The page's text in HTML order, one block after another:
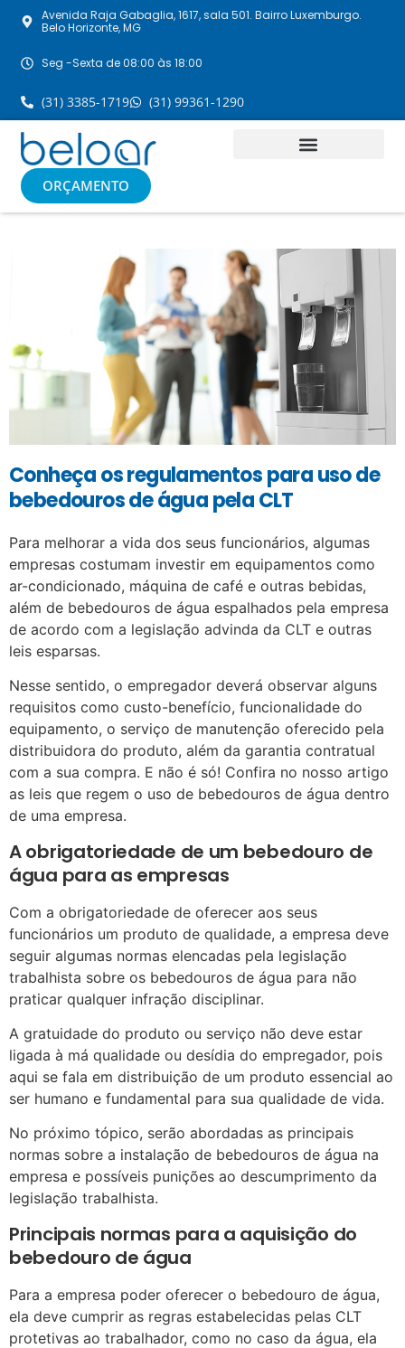
Avenida Raja Gabaglia, 1617, sala 501. Bairro Luxemburgo.
Belo Horizonte, MG
Seg -Sexta de 08:00 às 18:00
(31) 3385-1719 (31) 99361-1290
ORÇAMENTO
Conheça os regulamentos para uso de
bebedouros de água pela CLT
Para melhorar a vida dos seus funcionários, algumas
empresas costumam investir em equipamentos como
ar-condicionado, máquina de café e outras bebidas,
além de bebedouros de água espalhados pela empresa
de acordo com a legislação advinda da CLT e outras
leis esparsas.
Nesse sentido, o empregador deverá observar alguns
requisitos como custo-benefício, funcionalidade do
equipamento, o serviço de manutenção oferecido pela
distribuidora do produto, além da garantia contratual
com a sua compra. E não é só! Confira no nosso artigo
as leis que regem o uso de bebedouros de água dentro
de uma empresa.
A obrigatoriedade de um bebedouro de
água para as empresas
Com a obrigatoriedade de oferecer aos seus
funcionários um produto de qualidade, a empresa deve
seguir algumas normas elencadas pela legislação
trabalhista sobre os bebedouros de água para não
praticar qualquer infração disciplinar.
A gratuidade do produto ou serviço não deve estar
ligada à má qualidade ou desídia do empregador, pois
aqui se fala em distribuição de um produto essencial ao
ser humano e fundamental para sua qualidade de vida.
No próximo tópico, serão abordadas as principais
normas sobre a instalação de bebedouros de água na
empresa e possíveis punições ao descumprimento da
legislação trabalhista.
Principais normas para a aquisição do
bebedouro de água
Para a empresa poder oferecer o bebedouro de água,
ela deve cumprir as regras estabelecidas pelas CLT
protetivas ao trabalhador, como no caso da água, ela